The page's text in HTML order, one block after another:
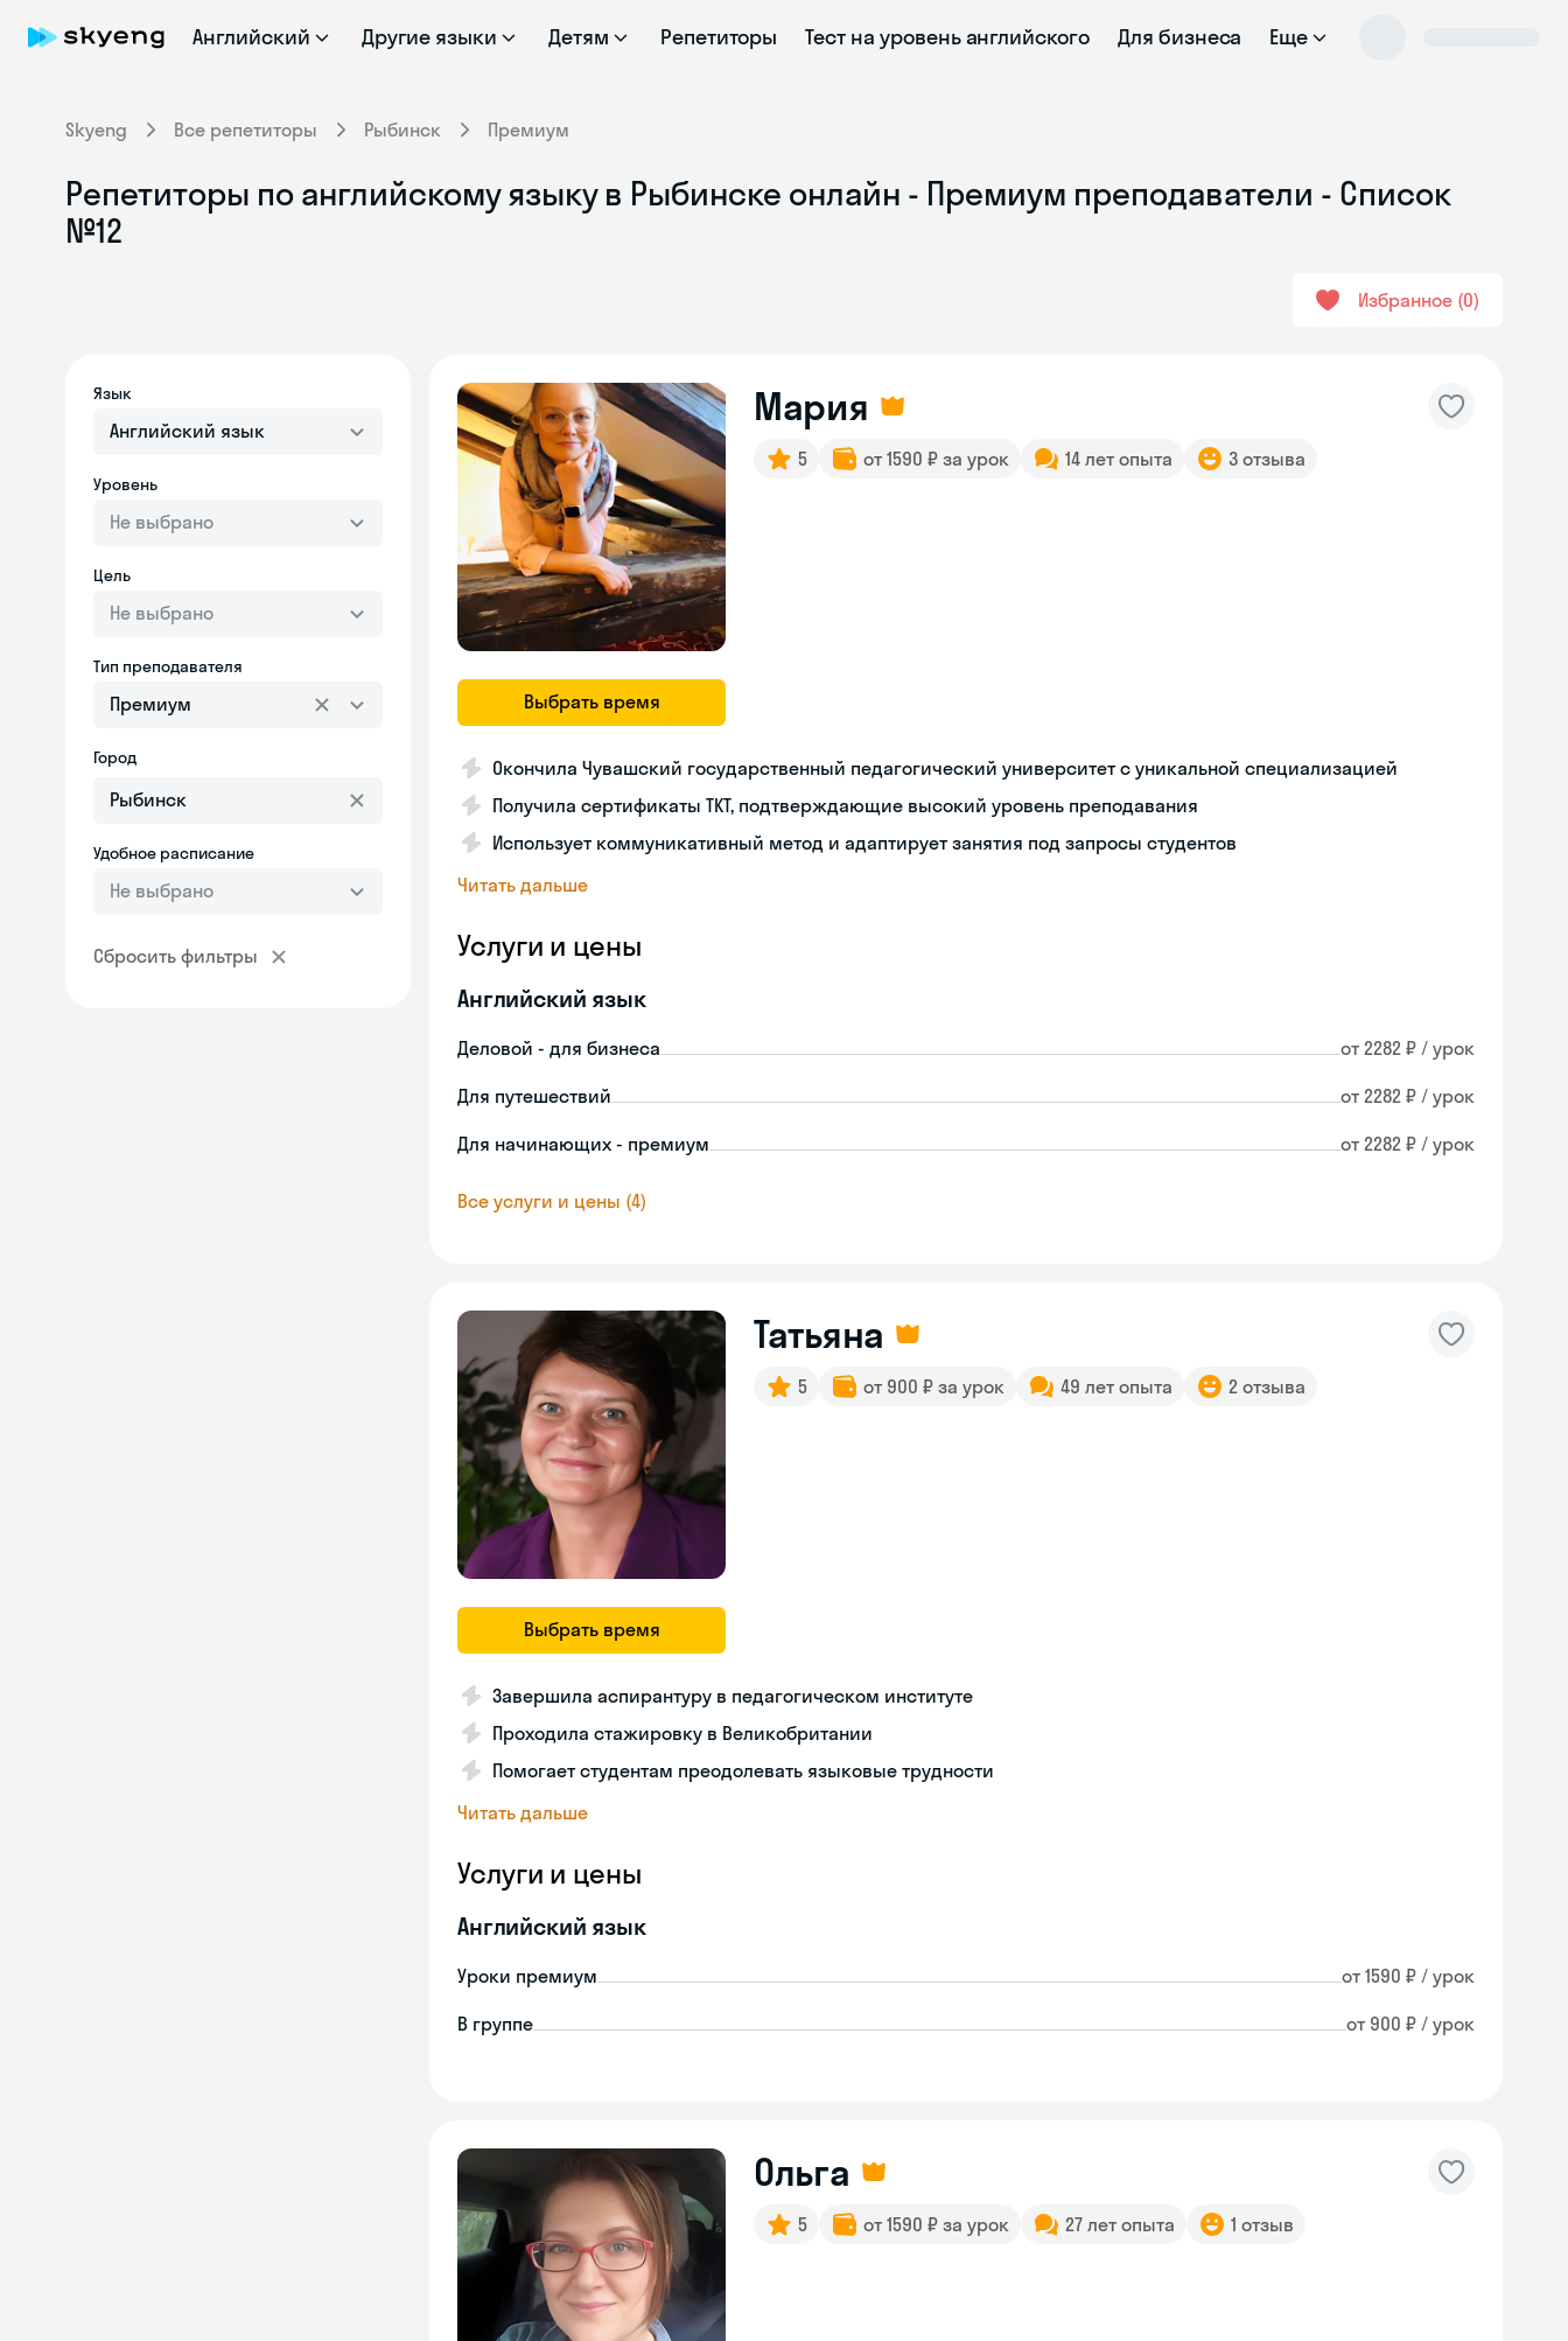
Английский Другие языки Детям Репетиторы Тест на уровень английского Для бизнеса Еще
Skyeng Все репетиторы Рыбинск Премиум
Репетиторы по английскому языку в Рыбинске онлайн - Премиум преподаватели - Список
№12
Избранное 0
Язык
Английский язык
Уровень
Не выбрано
Цель
Не выбрано
Тип преподавателя
Премиум
Город
Удобное расписание
Не выбрано
Сбросить фильтры
Выбрать время
Мария
5 от 1590 ₽ за урок 14 лет опыта 3 отзыва
Окончила Чувашский государственный педагогический университет с уникальной специализацией
Получила сертификаты TKT, подтверждающие высокий уровень преподавания
Использует коммуникативный метод и адаптирует занятия под запросы студентов
Читать дальше
Услуги и цены
Английский язык
Деловой - для бизнеса от 2282 ₽ / урок
Для путешествий от 2282 ₽ / урок
Для начинающих - премиум от 2282 ₽ / урок
Все услуги и цены (4)
Выбрать время
Татьяна
5 от 900 ₽ за урок 49 лет опыта 2 отзыва
Завершила аспирантуру в педагогическом институте
Проходила стажировку в Великобритании
Помогает студентам преодолевать языковые трудности
Читать дальше
Услуги и цены
Английский язык
Уроки премиум от 1590 ₽ / урок
В группе от 900 ₽ / урок
Ольга
5 от 1590 ₽ за урок 27 лет опыта 1 отзыв